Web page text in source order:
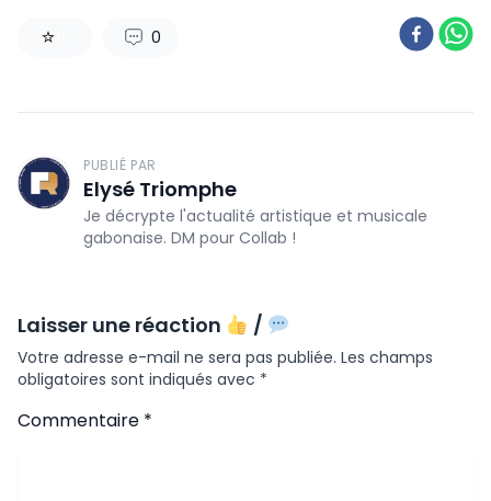
0
PUBLIÉ PAR
Elysé Triomphe
Je décrypte l'actualité artistique et musicale
gabonaise. DM pour Collab !
Laisser une réaction /
Votre adresse e-mail ne sera pas publiée. Les champs
obligatoires sont indiqués avec *
Commentaire *